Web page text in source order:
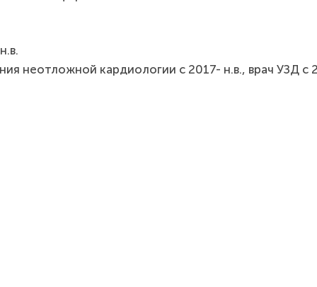
неотложной кардиологии с 2017- н.в., врач УЗД с